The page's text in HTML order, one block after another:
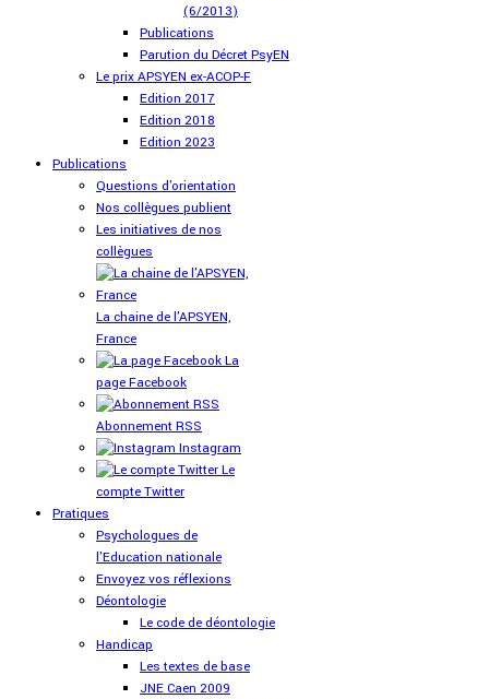
(6/2013)
Publications
Parution du Décret PsyEN
Le prix APSYEN ex-ACOP-F
Edition 2017
Edition 2018
Edition 2023
Publications
Questions d'orientation
Nos collègues publient
Les initiatives de nos
collègues
La chaine de l'APSYEN,
France
La
page Facebook
Abonnement RSS
Instagram
Le
compte Twitter
Pratiques
Psychologues de
l'Education nationale
Envoyez vos réflexions
Déontologie
Le code de déontologie
Handicap
Les textes de base
JNE Caen 2009